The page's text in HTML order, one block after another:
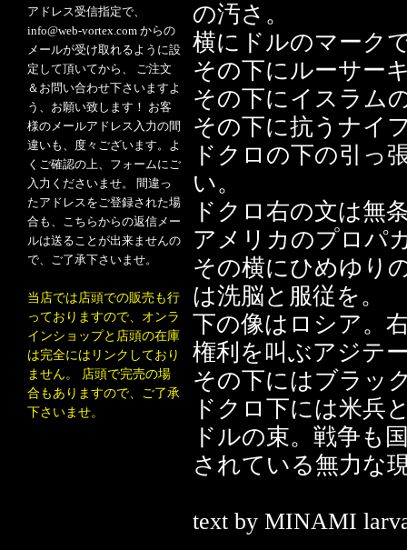
アドレス受信指定で、
info@web-vortex.com からの
メールが受け取れるように設
定して頂いてから、 ご注文
＆お問い合わせ下さいますよ
う、お願い致します！ お客
様のメールアドレス入力の間
違いも、度々ございます。よ
くご確認の上、フォームにご
入力くださいませ。 間違っ
たアドレスをご登録された場
合も、こちらからの返信メー
ルは送ることが出来ませんの
で、ご了承下さいませ。
当店では店頭での販売も行
っておりますので、オンラ
インショップと店頭の在庫
は完全にはリンクしており
ません。 店頭で完売の場
合もありますので、ご了承
下さいませ。
の汚さ。
横にドルのマーク
その下にルーサー
その下にイスラム
その下に抗うナイ
ドクロの下の引っ
い。
ドクロ右の文は無
アメリカのプロパ
その横にひめゆり
は洗脳と服従を。
下の像はロシア。
権利を叫ぶアジテ
その下にはブラッ
ドクロ下には米兵
ドルの束。戦争も
されている無力な
text by MINAMI